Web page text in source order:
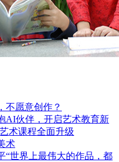
不愿意创作？
AI伙伴，开启艺术教育新
术课程全面升级
术
“世界上最伟大的作品，都